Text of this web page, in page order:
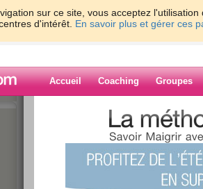
sur ce site, vous acceptez
d'intérêt. En savoir plus et gérer ces
Accueil Coaching Groupes
> > Bonne
Blog de orionne